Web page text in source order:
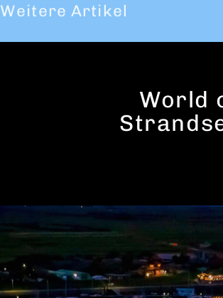
Weitere Artikel
World